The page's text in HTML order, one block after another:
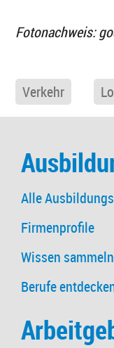
Fotonachweis:
Verkehr
Alle
Firmenprofile
Wissen sammeln
Berufe